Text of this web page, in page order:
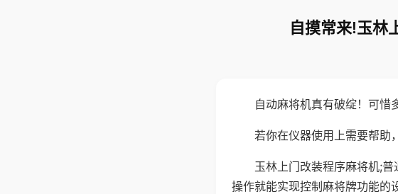
自摸常来!玉林
自动麻将机真有破绽！可惜
若你在仪器使用上需要帮助
玉林上门改装程序麻将机;
操作就能实现控制麻将牌功能的